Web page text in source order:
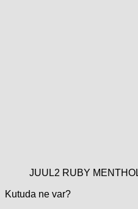
JUUL2 RUBY
Kutuda ne var?